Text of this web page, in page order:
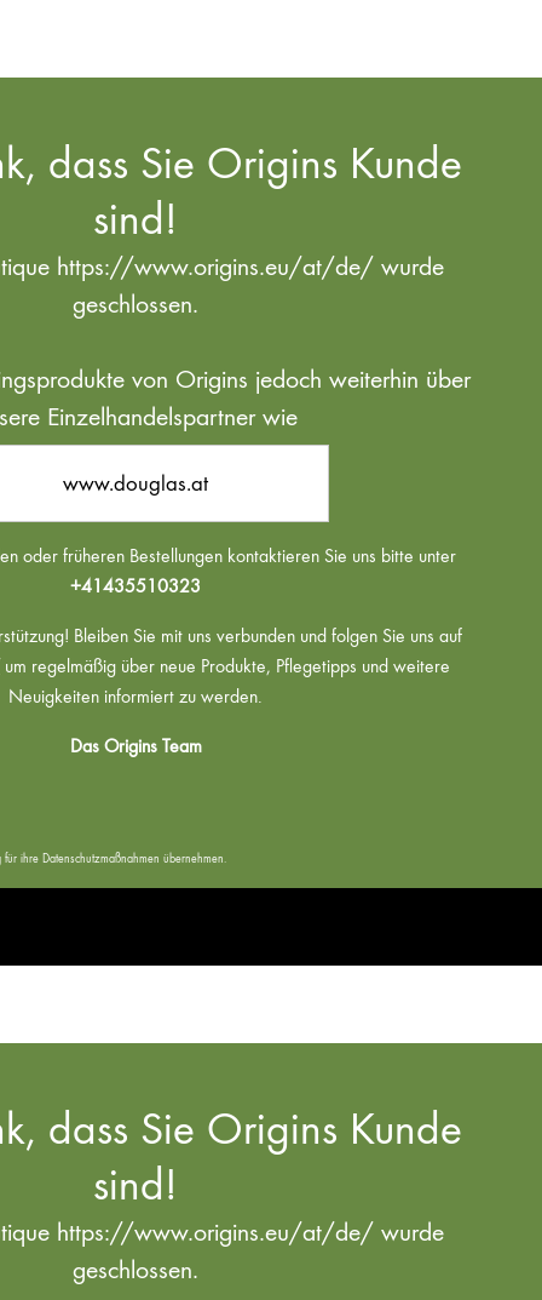
dass Sie Origins Kunde
sind!
https://www.origins.eu/at/de/ wurde
geschlossen.
von Origins jedoch weiterhin über
Einzelhandelspartner wie
www.douglas.at
oder früheren Bestellungen kontaktieren Sie uns bitte unter
+41435510323
Bleiben Sie mit uns verbunden und folgen Sie uns auf
um regelmäßig über neue Produkte, Pflegetipps und weitere
Neuigkeiten informiert zu werden.
Das Origins Team
ihre Datenschutzmaßnahmen übernehmen.
dass Sie Origins Kunde
sind!
https://www.origins.eu/at/de/ wurde
geschlossen.